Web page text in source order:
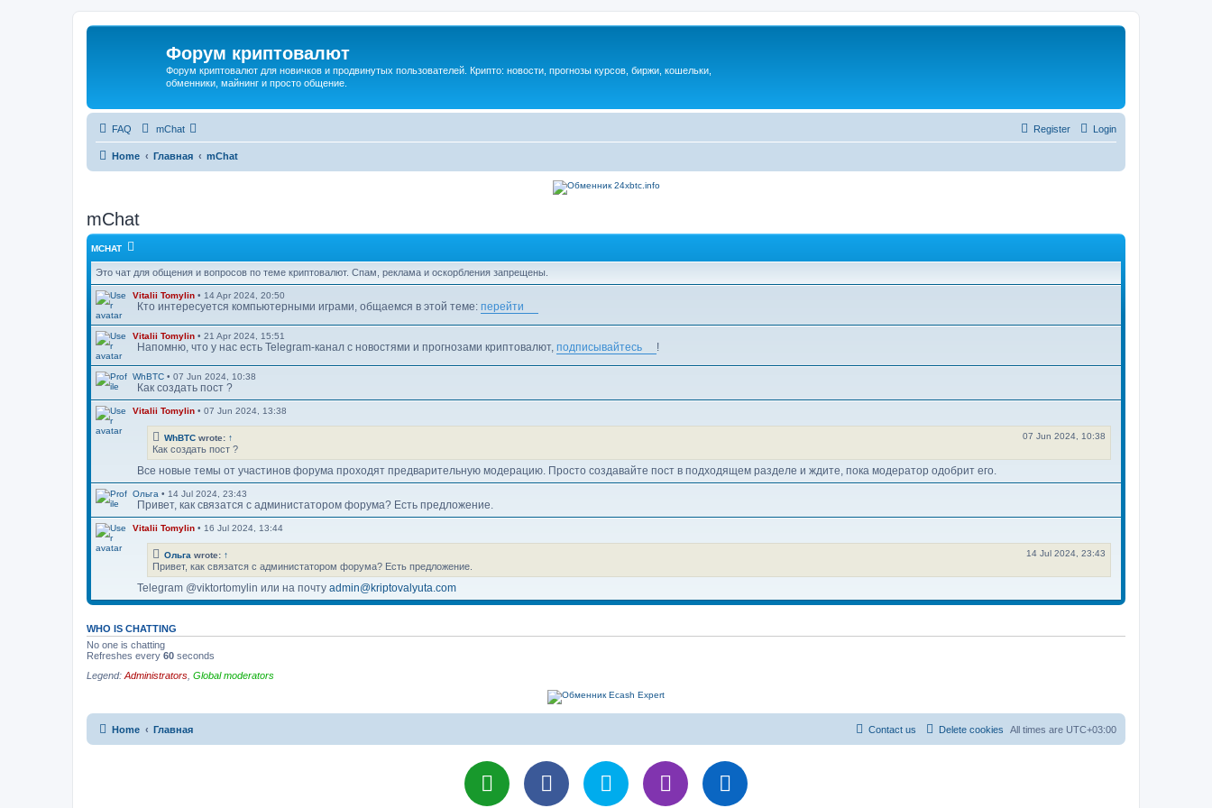
Форум криптовалют
Форум криптовалют для новичков и продвинутых пользователей. Крипто: новости, прогнозы курсов, биржи, кошельки,
обменники, майнинг и просто общение.
FAQ mChat Login
Register
Home Главная mChat
mChat
MCHAT
Это чат для общения и вопросов по теме криптовалют. Спам, реклама и оскорбления запрещены.
Vitalii Tomylin • 14 Apr 2024, 20:50
Кто интересуется компьютерными играми, общаемся в этой теме: перейти
Vitalii Tomylin • 21 Apr 2024, 15:51
Напомню, что у нас есть Telegram-канал с новостями и прогнозами криптовалют, подписывайтесь !
WhBTC • 07 Jun 2024, 10:38
Как создать пост ?
Vitalii Tomylin • 07 Jun 2024, 13:38
WhBTC wrote: ↑ 07 Jun 2024, 10:38
Как создать пост ?
Все новые темы от участинов форума проходят предварительную модерацию. Просто создавайте пост в подходящем разделе и ждите, пока модератор одобрит его.
Ольга • 14 Jul 2024, 23:43
Привет, как связатся с администатором форума? Есть предложение.
Vitalii Tomylin • 16 Jul 2024, 13:44
Ольга wrote: ↑ 14 Jul 2024, 23:43
Привет, как связатся с администатором форума? Есть предложение.
Telegram @viktortomylin или на почту admin@kriptovalyuta.com
Про криптовалюту для новичков - Скользящие средние (Moving Averages) -
Crypto_Viktor•26 Feb 2025, 10:48
Отзывы обменника 24xbtc - Форум криптовалют -
У нас новый Рейтинг обменников на 2026 год, если интересно - напишу больше:
https://obmenniki-kriptovalut.com/luchs ... -2026-goda
WHO IS CHATTING
No one is chatting
Refreshes every 60 seconds
Legend: Administrators Global moderators
Home Главная All times are UTC+03:00
Delete cookies
Contact us